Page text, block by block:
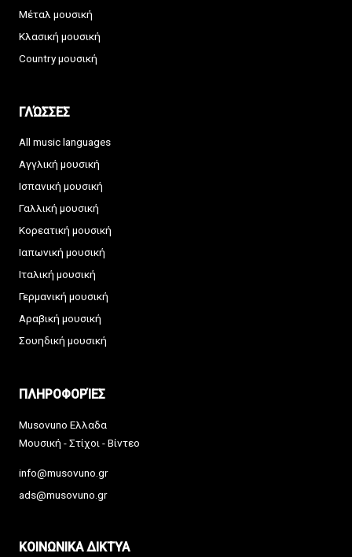
Μέταλ μουσική
Κλασική μουσική
Country μουσική
ΓΛΏΣΣΕΣ
All music languages
Αγγλική μουσική
Ισπανική μουσική
Γαλλική μουσική
Κορεατική μουσική
Ιαπωνική μουσική
Ιταλική μουσική
Γερμανική μουσική
Αραβική μουσική
Σουηδική μουσική
ΠΛΗΡΟΦΟΡΊΕΣ
Musovuno Ελλαδα
Μουσική - Στίχοι - Βίντεο
info@musovuno.gr
ads@musovuno.gr
ΚΟΙΝΩΝΙΚΑ ΔΙΚΤΥΑ